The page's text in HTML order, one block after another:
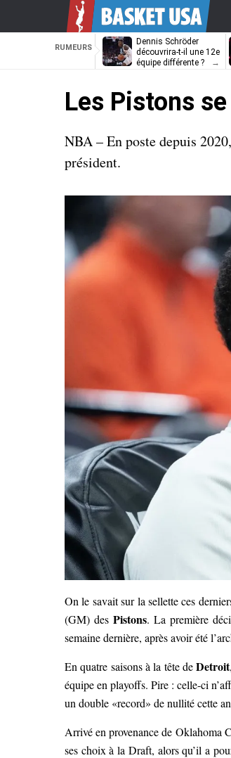
RUMEURS
Dennis Schröder
découvrira-t-il une 12e
équipe différente ?
Les Pistons
NBA – En poste depuis
président.
On le savait sur la sellette ces
(GM) des Pistons. La première
semaine dernière, après avoir été
En quatre saisons à la tête deDetroit
équipe en playoffs. Pire : celle-ci
un double «record» de nullité cette
Arrivé en provenance de Oklahoma
ses choix à la Draft, alors qu’il a